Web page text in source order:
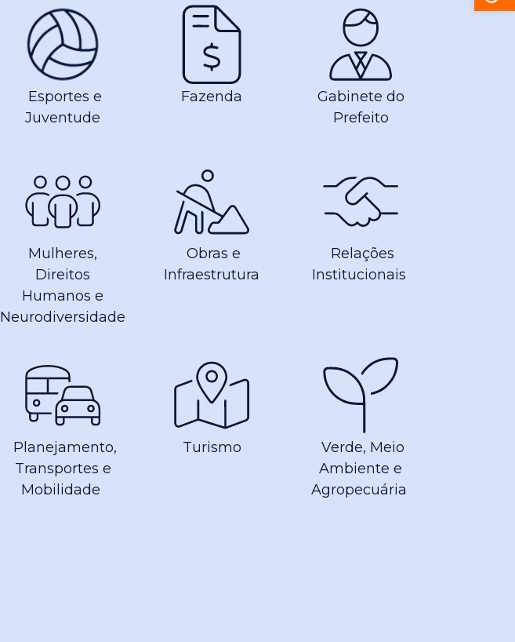
Esportes e
Juventude
Fazenda
Gabinete do
Prefeito
Mulheres,
Direitos
Humanos e
Neurodiversidade
Obras e
Infraestrutura
Relações
Institucionais
Planejamento,
Transportes e
Mobilidade
Turismo
Verde, Meio
Ambiente e
Agropecuária